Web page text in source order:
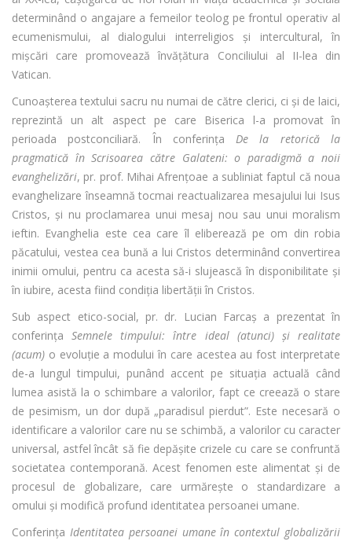
determinând o angajare a femeilor teolog pe frontul operativ al
ecumenismului, al dialogului interreligios și intercultural, în
mișcări care promovează învățătura Conciliului al II-lea din
Vatican.
Cunoașterea textului sacru nu numai de către clerici, ci și de laici,
reprezintă un alt aspect pe care Biserica l-a promovat în
perioada postconciliară. În conferințaDe la retorică la
pragmatică în Scrisoarea către Galateni: o paradigmă a noii
evanghelizări, pr. prof. Mihai Afrențoae a subliniat faptul că noua
evanghelizare înseamnă tocmai reactualizarea mesajului lui Isus
Cristos, și nu proclamarea unui mesaj nou sau unui moralism
ieftin. Evanghelia este cea care îl eliberează pe om din robia
păcatului, vestea cea bună a lui Cristos determinând convertirea
inimii omului, pentru ca acesta să-i slujească în disponibilitate și
în iubire, acesta fiind condiția libertății în Cristos.
Sub aspect etico-social, pr. dr. Lucian Farcaș a prezentat în
conferințaSemnele timpului: între ideal (atunci) și realitate
(acum) o evoluție a modului în care acestea au fost interpretate
de-a lungul timpului, punând accent pe situația actuală când
lumea asistă la o schimbare a valorilor, fapt ce creează o stare
de pesimism, un dor după „paradisul pierdut”. Este necesară o
identificare a valorilor care nu se schimbă, a valorilor cu caracter
universal, astfel încât să fie depășite crizele cu care se confruntă
societatea contemporană. Acest fenomen este alimentat și de
procesul de globalizare, care urmărește o standardizare a
omului și modifică profund identitatea persoanei umane.
Conferința Identitatea persoanei umane în contextul globalizării